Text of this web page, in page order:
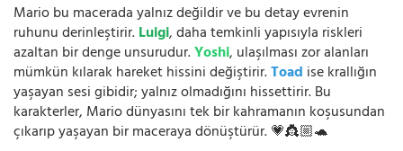
Mario bu macerada yalnız değildir ve bu detay evrenin
ruhunu derinleştirir.Luigi, daha temkinli yapısıyla riskleri
azaltan bir denge unsurudur.Yoshi, ulaşılması zor alanları
mümkün kılarak hareket hissini değiştirir.Toad ise krallığın
yaşayan sesi gibidir; yalnız olmadığını hissettirir. Bu
karakterler, Mario dünyasını tek bir kahramanın koşusundan
çıkarıp yaşayan bir maceraya dönüştürür. 💗👸🏼🐢